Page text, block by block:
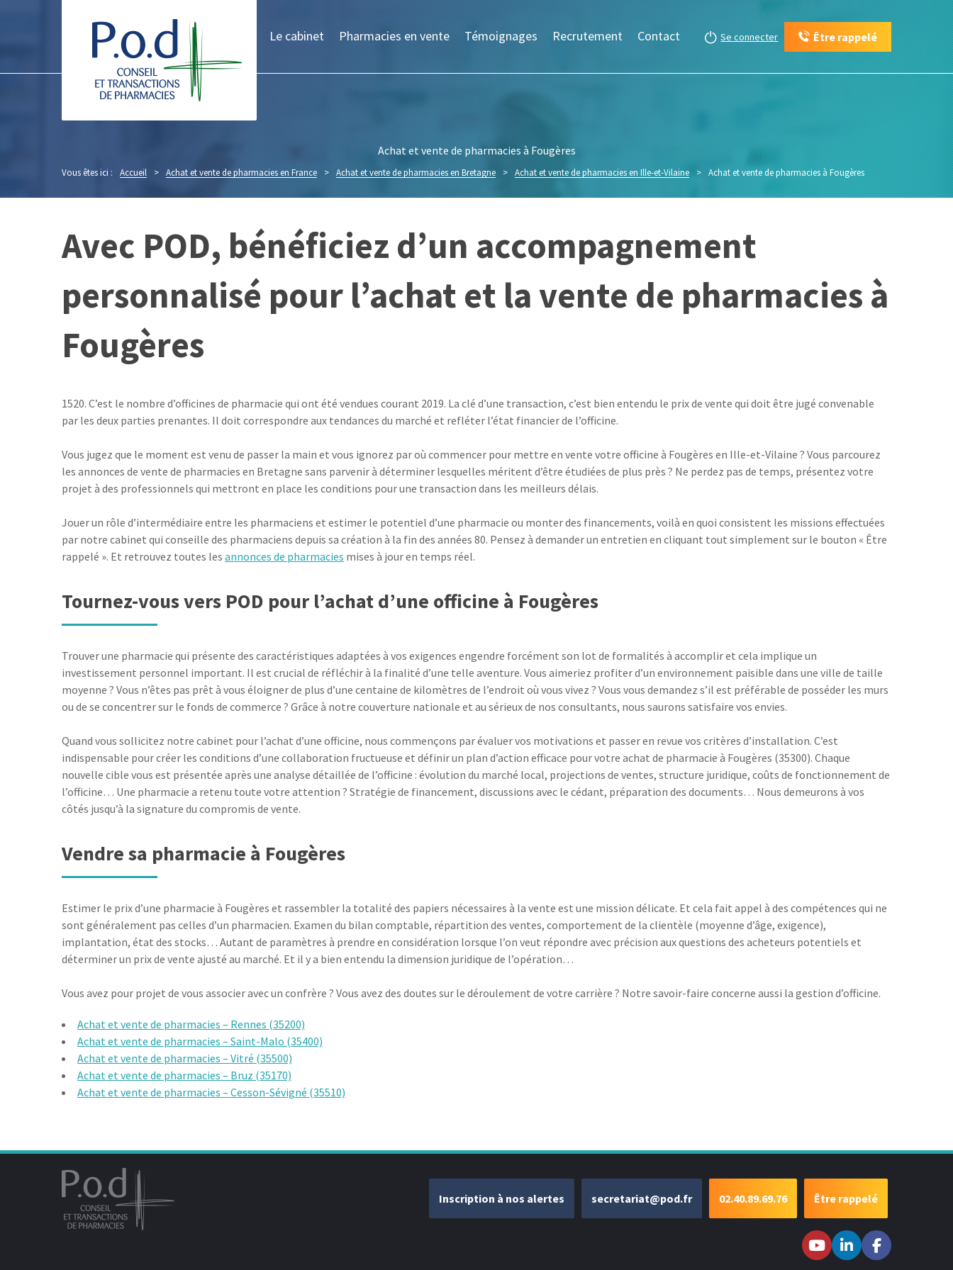
Le cabinet Pharmacies en vente Témoignages Recrutement Contact Se connecter Être rappelé
Achat et vente de pharmacies à Fougères
Vous êtes ici : Accueil > Achat et vente de pharmacies en France > Achat et vente de pharmacies en Bretagne > Achat et vente de pharmacies en Ille-et-Vilaine > Achat et vente de pharmacies à Fougères
Avec POD, bénéficiez d’un accompagnement
personnalisé pour l’achat et la vente de pharmacies à
Fougères
1520. C’est le nombre d’officines de pharmacie qui ont été vendues courant 2019. La clé d’une transaction, c’est bien entendu le prix de vente qui doit être jugé convenable
par les deux parties prenantes. Il doit correspondre aux tendances du marché et refléter l’état financier de l’officine.
Vous jugez que le moment est venu de passer la main et vous ignorez par où commencer pour mettre en vente votre officine à Fougères en Ille-et-Vilaine ? Vous parcourez
les annonces de vente de pharmacies en Bretagne sans parvenir à déterminer lesquelles méritent d’être étudiées de plus près ? Ne perdez pas de temps, présentez votre
projet à des professionnels qui mettront en place les conditions pour une transaction dans les meilleurs délais.
Jouer un rôle d’intermédiaire entre les pharmaciens et estimer le potentiel d’une pharmacie ou monter des financements, voilà en quoi consistent les missions effectuées
par notre cabinet qui conseille des pharmaciens depuis sa création à la fin des années 80. Pensez à demander un entretien en cliquant tout simplement sur le bouton « Être
rappelé ». Et retrouvez toutes les annonces de pharmacies mises à jour en temps réel.
Tournez-vous vers POD pour l’achat d’une officine à Fougères
Trouver une pharmacie qui présente des caractéristiques adaptées à vos exigences engendre forcément son lot de formalités à accomplir et cela implique un
investissement personnel important. Il est crucial de réfléchir à la finalité d’une telle aventure. Vous aimeriez profiter d’un environnement paisible dans une ville de taille
moyenne ? Vous n’êtes pas prêt à vous éloigner de plus d’une centaine de kilomètres de l’endroit où vous vivez ? Vous vous demandez s’il est préférable de posséder les murs
ou de se concentrer sur le fonds de commerce ? Grâce à notre couverture nationale et au sérieux de nos consultants, nous saurons satisfaire vos envies.
Quand vous sollicitez notre cabinet pour l’achat d’une officine, nous commençons par évaluer vos motivations et passer en revue vos critères d’installation. C’est
indispensable pour créer les conditions d’une collaboration fructueuse et définir un plan d’action efficace pour votre achat de pharmacie à Fougères (35300). Chaque
nouvelle cible vous est présentée après une analyse détaillée de l’officine : évolution du marché local, projections de ventes, structure juridique, coûts de fonctionnement de
l’officine… Une pharmacie a retenu toute votre attention ? Stratégie de financement, discussions avec le cédant, préparation des documents… Nous demeurons à vos
côtés jusqu’à la signature du compromis de vente.
Vendre sa pharmacie à Fougères
Estimer le prix d’une pharmacie à Fougères et rassembler la totalité des papiers nécessaires à la vente est une mission délicate. Et cela fait appel à des compétences qui ne
sont généralement pas celles d’un pharmacien. Examen du bilan comptable, répartition des ventes, comportement de la clientèle (moyenne d’âge, exigence),
implantation, état des stocks… Autant de paramètres à prendre en considération lorsque l’on veut répondre avec précision aux questions des acheteurs potentiels et
déterminer un prix de vente ajusté au marché. Et il y a bien entendu la dimension juridique de l’opération…
Vous avez pour projet de vous associer avec un confrère ? Vous avez des doutes sur le déroulement de votre carrière ? Notre savoir-faire concerne aussi la gestion d’officine.
Achat et vente de pharmacies – Rennes (35200)
Achat et vente de pharmacies – Saint-Malo (35400)
Achat et vente de pharmacies – Vitré (35500)
Achat et vente de pharmacies – Bruz (35170)
Achat et vente de pharmacies – Cesson-Sévigné (35510)
Être rappelé
02.40.89.69.76
secretariat@pod.fr
Inscription à nos alertes